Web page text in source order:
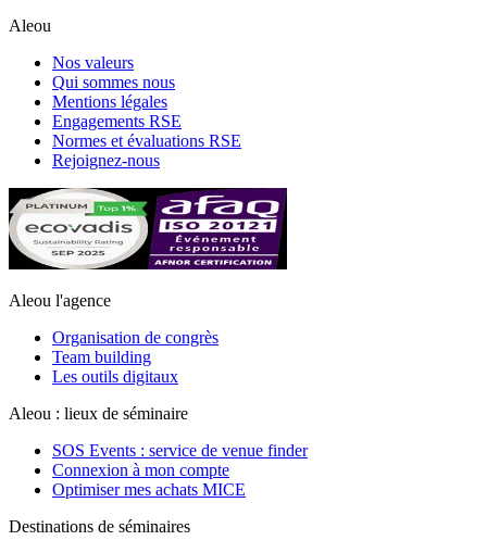
Aleou
Nos valeurs
Qui sommes nous
Mentions légales
Engagements RSE
Normes et évaluations RSE
Rejoignez-nous
Aleou l'agence
Organisation de congrès
Team building
Les outils digitaux
Aleou : lieux de séminaire
SOS Events : service de venue finder
Connexion à mon compte
Optimiser mes achats MICE
Destinations de séminaires